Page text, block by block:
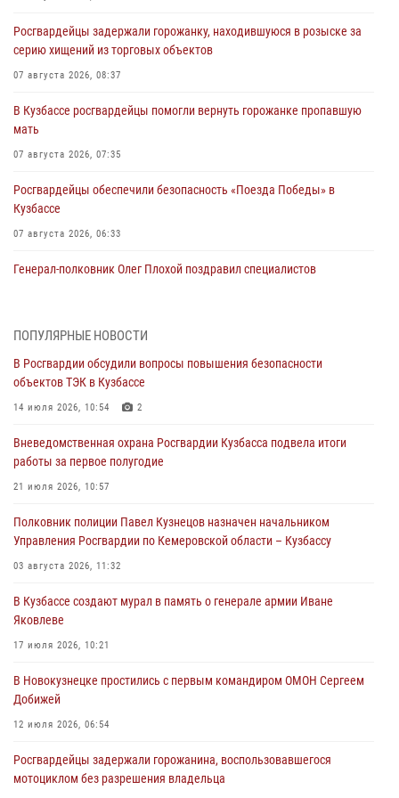
Росгвардейцы задержали горожанку, находившуюся в розыске за
серию хищений из торговых объектов
07 августа 2026, 08:37
В Кузбассе росгвардейцы помогли вернуть горожанке пропавшую
мать
07 августа 2026, 07:35
Росгвардейцы обеспечили безопасность «Поезда Победы» в
Кузбассе
07 августа 2026, 06:33
Генерал-полковник Олег Плохой поздравил специалистов
07 августа 2026, 05:32
С 1 сентября 2026 года вступает в силу новый федеральный закон о
частной охранной деятельности
06 августа 2026, 10:19
Росгвардейцы задержали предполагаемого виновника причинения
ножевого ранения кемеровчанину
06 августа 2026, 09:18
Росгвардейцы задержали мужчину, повредившего имущество
горожанки
06 августа 2026, 08:17
Росгвардейцы пресекли противоправные действия и защитили
новокузнечанку от агрессивного знакомого
06 августа 2026, 07:16
ПОПУЛЯРНЫЕ НОВОСТИ
В Росгвардии обсудили вопросы повышения безопасности
объектов ТЭК в Кузбассе
14 июля 2026, 10:54 2
Вневедомственная охрана Росгвардии Кузбасса подвела итоги
работы за первое полугодие
21 июля 2026, 10:57
Полковник полиции Павел Кузнецов назначен начальником
Управления Росгвардии по Кемеровской области – Кузбассу
03 августа 2026, 11:32
В Кузбассе создают мурал в память о генерале армии Иване
Яковлеве
17 июля 2026, 10:21
В Новокузнецке простились с первым командиром ОМОН Сергеем
Добижей
12 июля 2026, 06:54
Росгвардейцы задержали горожанина, воспользовавшегося
мотоциклом без разрешения владельца